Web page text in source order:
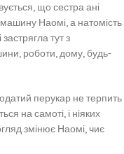
що сестра ані
машину Наомі, а натомість
тут з
роботи, дому, будь-
перукар не терпить
на самоті, і ніяких
змінює Наомі, чиє